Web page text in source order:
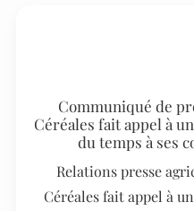
Communiqué de
Céréales fait appel à
du temps à ses
Relations presse
Céréales fait appel à